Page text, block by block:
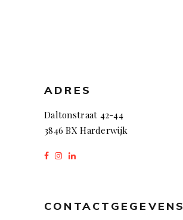
ADRES
Daltonstraat 42-44
3846 BX Harderwijk
CONTACTGEGEVENS